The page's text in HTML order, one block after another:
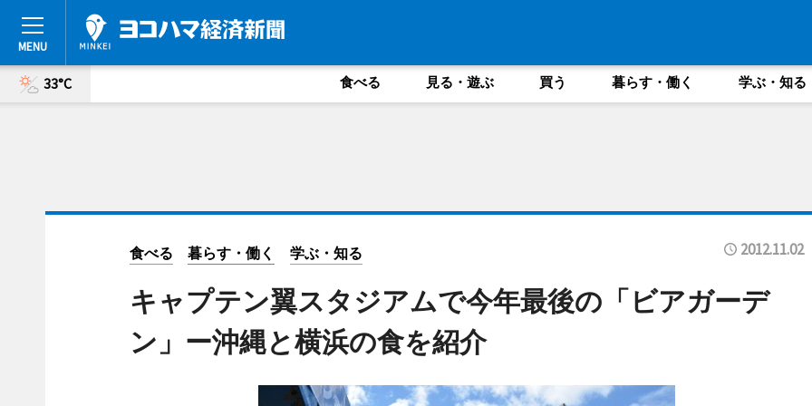
33°C 食べる 見る・遊ぶ 買う 暮らす・働く 学ぶ・知る
食べる 暮らす・働く 学ぶ・知る 2012.11.02
キャプテン翼スタジアムで今年最後の「ビアガーデ
ン」ー沖縄と横浜の食を紹介